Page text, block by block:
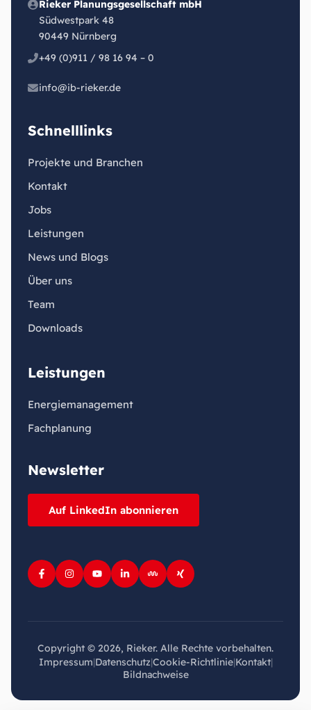
Rieker Planungsgesellschaft mbH
Südwestpark 48
90449 Nürnberg
+49 (0)911 / 98 16 94 – 0
info@ib-rieker.de
Schnelllinks
Projekte und Branchen
Kontakt
Jobs
Leistungen
News und Blogs
Über uns
Team
Downloads
Leistungen
Energiemanagement
Fachplanung
Newsletter
Auf LinkedIn abonnieren
Copyright © 2026, Rieker. Alle Rechte vorbehalten.
Impressum|Datenschutz|Cookie-Richtlinie|Kontakt|
Bildnachweise